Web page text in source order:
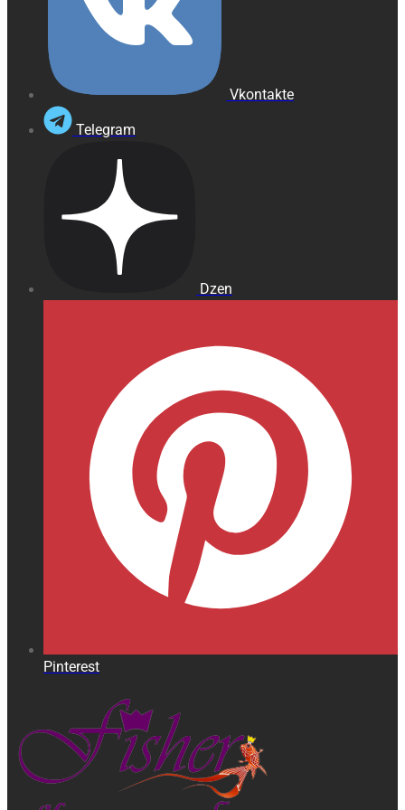
Vkontakte
Telegram
Dzen
Pinterest